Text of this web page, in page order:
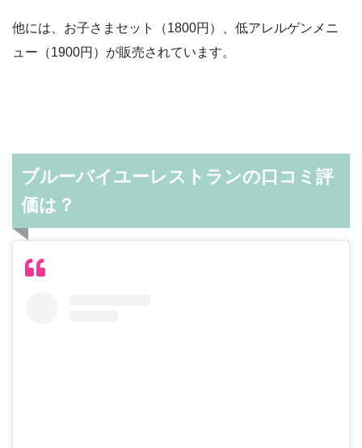
他には、お子さまセット（1800円）、低アレルゲンメニ
ュー（1900円）が販売されています。
ブルーバイユーレストランの口コミ評
価は？